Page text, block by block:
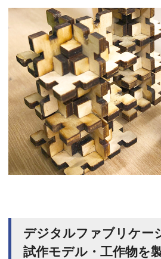
デジタルファブリケー
試作モデル・工作物を